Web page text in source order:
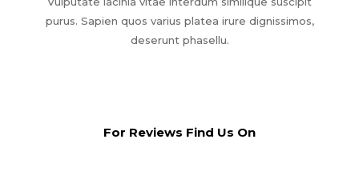
purus. Sapien quos varius platea irure dignissimos,
deserunt phasellu.
For Reviews Find Us On